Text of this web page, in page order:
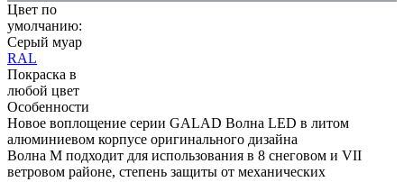
Цвет по
умолчанию:
Серый муар
RAL
Покраска в
любой цвет
Особенности
Новое воплощение серии GALAD Волна LED в литом
алюминиевом корпусе оригинального дизайна
Волна M подходит для использования в 8 снеговом и VII
ветровом районе, степень защиты от механических